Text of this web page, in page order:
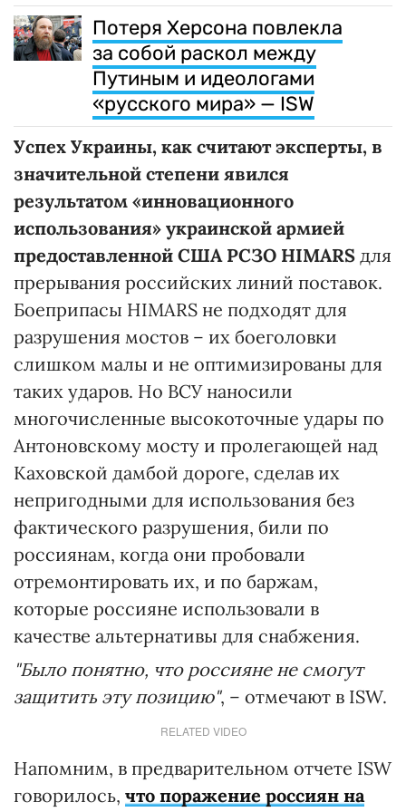
Потеря Херсона повлекла
за собой раскол между
Путиным и идеологами
«русского мира» — ISW
Успех Украины, как считают эксперты, в
значительной степени явился
результатом «инновационного
использования» украинской армией
предоставленной США РСЗО HIMARS для
прерывания российских линий поставок.
Боеприпасы HIMARS не подходят для
разрушения мостов – их боеголовки
слишком малы и не оптимизированы для
таких ударов. Но ВСУ наносили
многочисленные высокоточные удары по
Антоновскому мосту и пролегающей над
Каховской дамбой дороге, сделав их
непригодными для использования без
фактического разрушения, били по
россиянам, когда они пробовали
отремонтировать их, и по баржам,
которые россияне использовали в
качестве альтернативы для снабжения.
"Было понятно, что россияне не смогут
защитить эту позицию", – отмечают в ISW.
RELATED VIDEO
Напомним, в предварительном отчете ISW
говорилось, что поражение россиян на